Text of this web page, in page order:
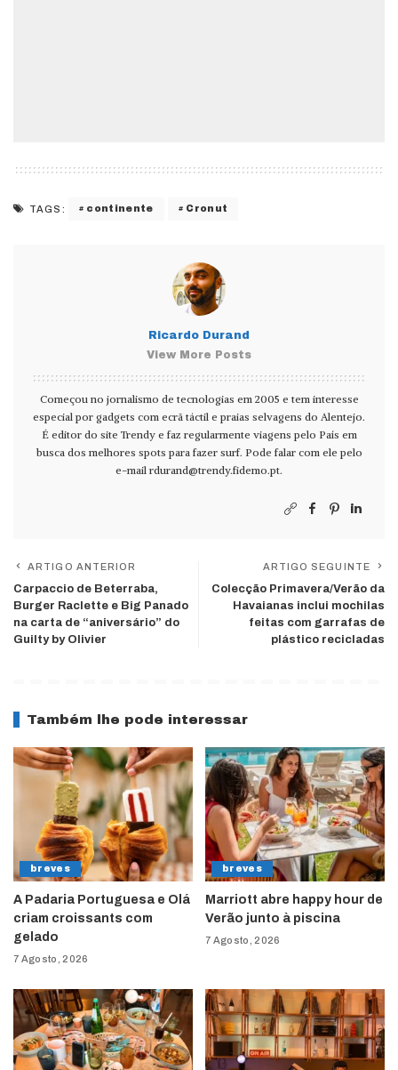
TAGS: continente Cronut
Ricardo Durand
View More Posts
Começou no jornalismo de tecnologias em 2005 e tem interesse
especial por gadgets com ecrã táctil e praias selvagens do Alentejo.
É editor do site Trendy e faz regularmente viagens pelo País em
busca dos melhores spots para fazer surf. Pode falar com ele pelo
e-mail rdurand@trendy.fidemo.pt.
ARTIGO ANTERIOR
Carpaccio de Beterraba,
Burger Raclette e Big Panado
na carta de “aniversário” do
Guilty by Olivier
ARTIGO SEGUINTE
Colecção Primavera/Verão da
Havaianas inclui mochilas
feitas com garrafas de
plástico recicladas
Também lhe pode interessar
breves
A Padaria Portuguesa e Olá
criam croissants com
gelado
7 Agosto, 2026
breves
Marriott abre happy hour de
Verão junto à piscina
7 Agosto, 2026